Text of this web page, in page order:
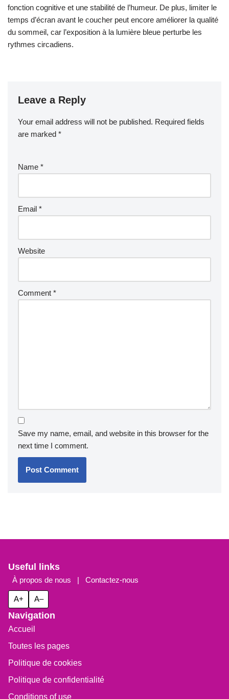
fonction cognitive et une stabilité de l’humeur. De plus, limiter le
temps d’écran avant le coucher peut encore améliorer la qualité
du sommeil, car l’exposition à la lumière bleue perturbe les
rythmes circadiens.
Leave a Reply
Your email address will not be published. Required fields
are marked *
Name *
Email *
Website
Comment *
Save my name, email, and website in this browser for the
next time I comment.
Useful links
À propos de nous | Contactez-nous
A+ A–
Navigation
Accueil
Toutes les pages
Politique de cookies
Politique de confidentialité
Conditions of use